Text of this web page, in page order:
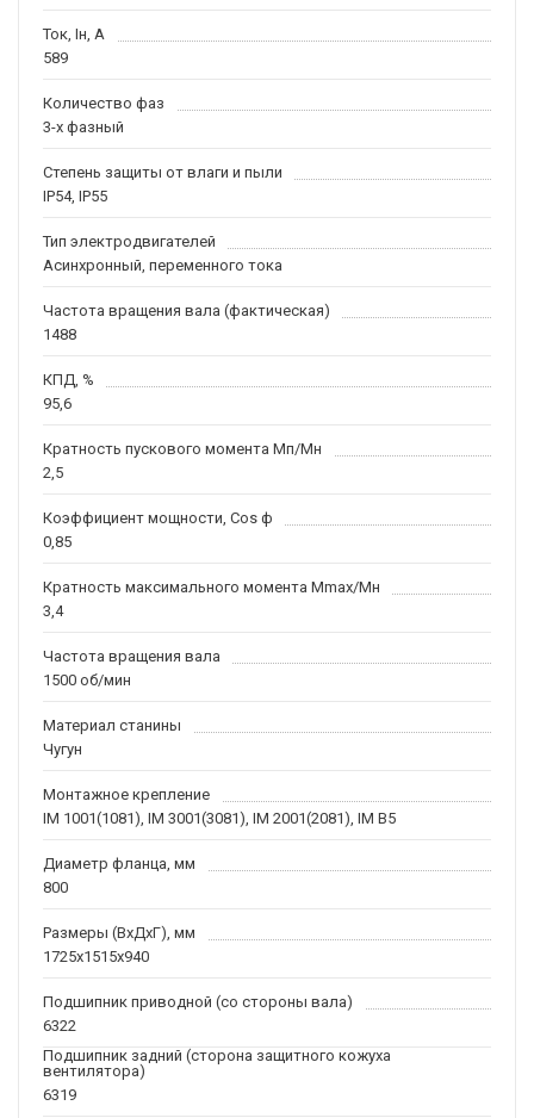
Ток, Iн, А
589
Количество фаз
3-х фазный
Степень защиты от влаги и пыли
IP54, IP55
Тип электродвигателей
Асинхронный, переменного тока
Частота вращения вала (фактическая)
1488
КПД, %
95,6
Кратность пускового момента Мп/Мн
2,5
Коэффициент мощности, Соs ф
0,85
Кратность максимального момента Mmax/Мн
3,4
Частота вращения вала
1500 об/мин
Материал станины
Чугун
Монтажное крепление
IM 1001(1081), IM 3001(3081), IM 2001(2081), IM B5
Диаметр фланца, мм
800
Размеры (ВхДхГ), мм
1725x1515x940
Подшипник приводной (со стороны вала)
6322
Подшипник задний (сторона защитного кожуха
вентилятора)
6319